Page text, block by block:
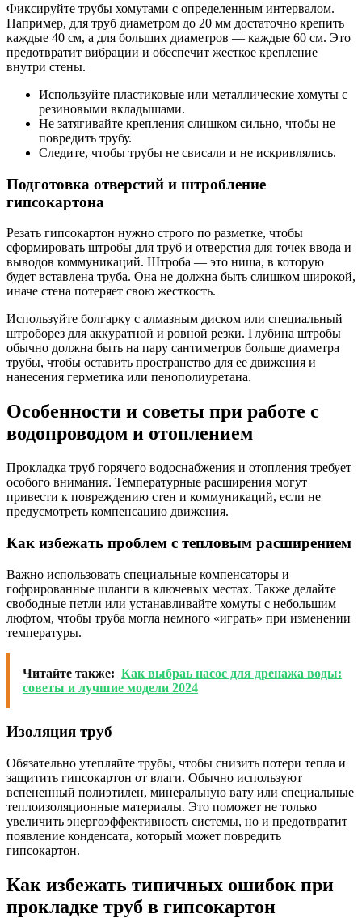
Фиксируйте трубы хомутами с определенным интервалом.
Например, для труб диаметром до 20 мм достаточно крепить
каждые 40 см, а для больших диаметров — каждые 60 см. Это
предотвратит вибрации и обеспечит жесткое крепление
внутри стены.
Используйте пластиковые или металлические хомуты с
резиновыми вкладышами.
Не затягивайте крепления слишком сильно, чтобы не
повредить трубу.
Следите, чтобы трубы не свисали и не искривлялись.
Подготовка отверстий и штробление
гипсокартона
Резать гипсокартон нужно строго по разметке, чтобы
сформировать штробы для труб и отверстия для точек ввода и
выводов коммуникаций. Штроба — это ниша, в которую
будет вставлена труба. Она не должна быть слишком широкой,
иначе стена потеряет свою жесткость.
Используйте болгарку с алмазным диском или специальный
штроборез для аккуратной и ровной резки. Глубина штробы
обычно должна быть на пару сантиметров больше диаметра
трубы, чтобы оставить пространство для ее движения и
нанесения герметика или пенополиуретана.
Особенности и советы при работе с
водопроводом и отоплением
Прокладка труб горячего водоснабжения и отопления требует
особого внимания. Температурные расширения могут
привести к повреждению стен и коммуникаций, если не
предусмотреть компенсацию движения.
Как избежать проблем с тепловым расширением
Важно использовать специальные компенсаторы и
гофрированные шланги в ключевых местах. Также делайте
свободные петли или устанавливайте хомуты с небольшим
люфтом, чтобы труба могла немного «играть» при изменении
температуры.
Читайте также: Как выбраь насос для дренажа воды:
советы и лучшие модели 2024
Изоляция труб
Обязательно утепляйте трубы, чтобы снизить потери тепла и
защитить гипсокартон от влаги. Обычно используют
вспененный полиэтилен, минеральную вату или специальные
теплоизоляционные материалы. Это поможет не только
увеличить энергоэффективность системы, но и предотвратит
появление конденсата, который может повредить
гипсокартон.
Как избежать типичных ошибок при
прокладке труб в гипсокартон